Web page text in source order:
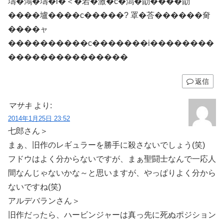
����壚����с�����? 罩�荅������奝
����ャ
����������с�������i��������
���������������
返信
マサキ より:
2014年1月25日 23:52
七郎さん＞
まぁ、旧作のレギュラーを勝手に殺さないでしょう(笑)
フドウはよく分からないですが、まぁ聖闘士なんで一応人
間なんじゃないかな～と思いますが、やっぱりよく分から
ないですね(笑)
アルデバランさん＞
旧作だったら、ハービンジャーは真っ先に死ぬポジション